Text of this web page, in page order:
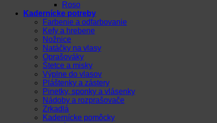
Roso
Kadernícke potreby
Farbenie a odfarbovanie
Kefy a hrebene
Nožnice
Natáčky na vlasy
Oprašováky
Štetce a misky
Výplne do vlasov
Pláštenky a zástery
Pinetky, sponky a vlásenky
Nádoby a rozprašovače
Zrkadlá
Kadernícke pomôcky